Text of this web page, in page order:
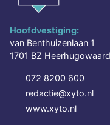
Hoofdvestiging:
van Benthuizenlaan 1
1701 BZ Heerhugowaard
072 8200 600
redactie@xyto.nl
www.xyto.nl